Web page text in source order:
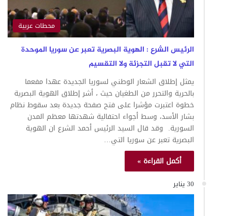
محطات عربية
الرئيس الشرع : الهوية البصرية تعبر عن سوريا الموحدة
التي لا تقبل التجزئة ولا التقسيم
يمثل إطلاق الشعار الوطني لسوريا الجديدة عهدا مفعما
بالحرية والتحرر من الطغيان حيث ، أشر إطلاق الهوية البصرية
خطوة اعتبرت مؤشرا على فتح صفحة جديدة بعد سقوط نظام
بشار الأسد، وسط أجواء احتفالية شهدتها معظم المدن
السورية. وقد قال السيد الرئيس أحمد الشرع ان الهوية
البصرية تعبر عن سوريا التي…
أكمل القراءة »
30 يناير